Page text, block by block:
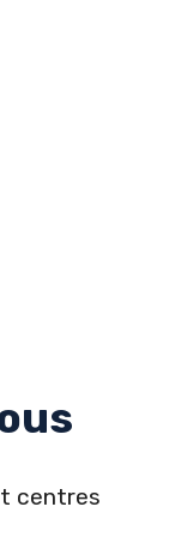
centres